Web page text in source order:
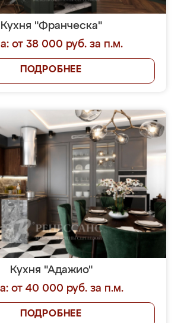
Кухня "Франческа"
от 38 000 руб. за п.м.
ПОДРОБНЕЕ
Кухня "Адажио"
от 40 000 руб. за п.м.
ПОДРОБНЕЕ